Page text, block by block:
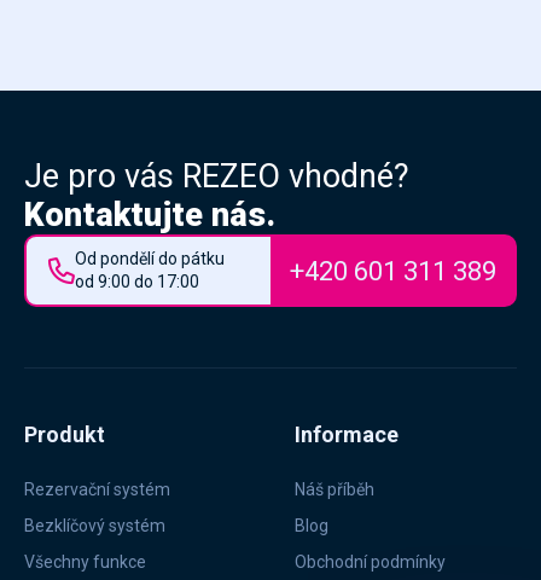
Je pro vás REZEO vhodné?
Kontaktujte nás.
Od pondělí do pátku
od 9:00 do 17:00
+420 601 311 389
Produkt
Rezervační systém
Bezklíčový systém
Všechny funkce
Informace
Náš příběh
Blog
Obchodní podmínky